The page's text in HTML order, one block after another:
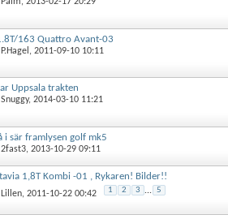
163 Quattro Avant-03
P.Hagel , 2011-09-10 10:11
Uppsala trakten
Snuggy, 2014-03-10 11:21
i sär framlysen golf mk5
2fast3, 2013-10-29 09:11
1,8T Kombi -01 , Rykaren! Bilder!!
Lillen, 2011-10-22 00:42 1 2 3 ... 5